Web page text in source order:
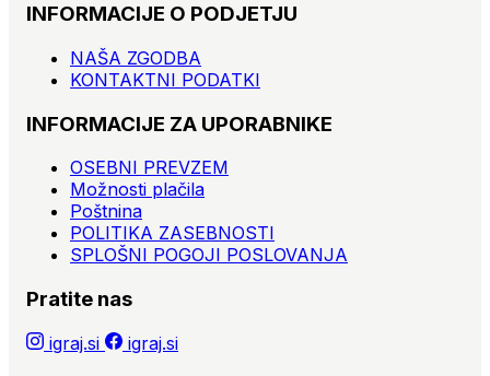
INFORMACIJE O PODJETJU
NAŠA ZGODBA
KONTAKTNI PODATKI
INFORMACIJE ZA UPORABNIKE
OSEBNI PREVZEM
Možnosti plačila
Poštnina
POLITIKA ZASEBNOSTI
SPLOŠNI POGOJI POSLOVANJA
Pratite nas
igraj.si igraj.si